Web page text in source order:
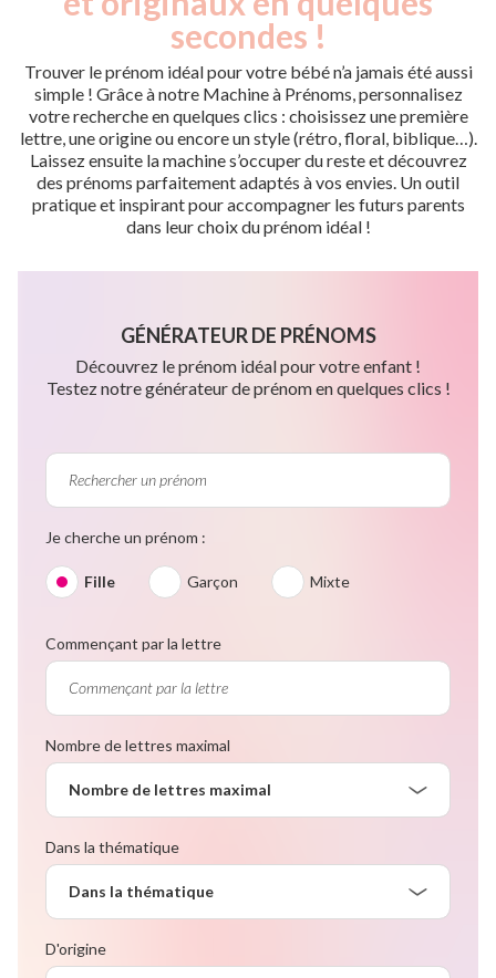
secondes !
Trouver le prénom idéal pour votre bébé n’a jamais été aussi
simple ! Grâce à notre Machine à Prénoms, personnalisez
votre recherche en quelques clics : choisissez une première
lettre, une origine ou encore un style (rétro, floral, biblique…).
Laissez ensuite la machine s’occuper du reste et découvrez
des prénoms parfaitement adaptés à vos envies. Un outil
pratique et inspirant pour accompagner les futurs parents
dans leur choix du prénom idéal !
GÉNÉRATEUR DE PRÉNOMS
Découvrez le prénom idéal pour votre enfant !
Testez notre générateur de prénom en quelques clics !
Je cherche un prénom :
Fille Garçon Mixte
Commençant par la lettre
Nombre de lettres maximal
Nombre de lettres maximal
Dans la thématique
Dans la thématique
D'origine